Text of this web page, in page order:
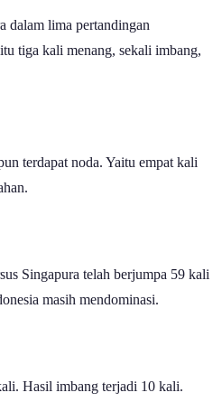
dalam lima pertandingan
tiga kali menang, sekali imbang,
terdapat noda. Yaitu empat kali
Singapura telah berjumpa 59 kali
masih mendominasi.
Hasil imbang terjadi 10 kali.